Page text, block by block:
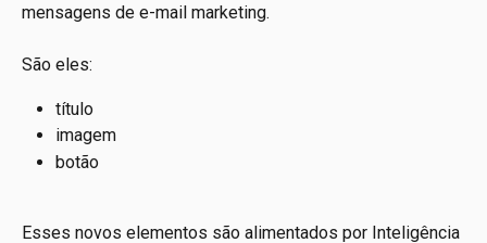
mensagens de e-mail marketing.
São eles:
título
imagem
botão
Esses novos elementos são alimentados por Inteligência